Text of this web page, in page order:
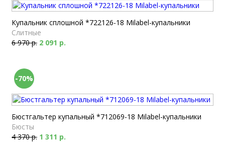
Купальник сплошной *722126-18 Milabel-купальники
Слитные
6 970 р. 2 091 р.
-70%
Бюстгальтер купальный *712069-18 Milabel-купальники
Бюсты
4 370 р. 1 311 р.